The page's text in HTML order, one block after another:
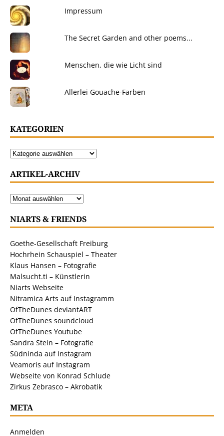
Impressum
The Secret Garden and other poems...
Menschen, die wie Licht sind
Allerlei Gouache-Farben
KATEGORIEN
ARTIKEL-ARCHIV
NIARTS & FRIENDS
Goethe-Gesellschaft Freiburg
Hochrhein Schauspiel – Theater
Klaus Hansen – Fotografie
Malsucht.ti – Künstlerin
Niarts Webseite
Nitramica Arts auf Instagramm
OfTheDunes deviantART
OfTheDunes soundcloud
OfTheDunes Youtube
Sandra Stein – Fotografie
Südninda auf Instagram
Veamoris auf Instagram
Webseite von Konrad Schlude
Zirkus Zebrasco – Akrobatik
META
Anmelden